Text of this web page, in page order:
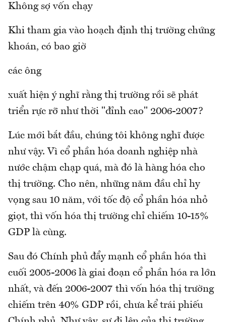
Không sợ vốn chạy
Khi tham gia vào hoạch định thị trường chứng
khoán, có bao giờ
các ông
xuất hiện ý nghĩ rằng thị trường rồi sẽ phát
triển rực rỡ như thời "đỉnh cao" 2006-2007?
Lúc mới bắt đầu, chúng tôi không nghĩ được
như vậy. Vì cổ phần hóa doanh nghiệp nhà
nước chậm chạp quá, mà đó là hàng hóa cho
thị trường. Cho nên, những năm đầu chỉ hy
vọng sau 10 năm, với tốc độ cổ phần hóa nhỏ
giọt, thì vốn hóa thị trường chỉ chiếm 10-15%
GDP là cùng.
Sau đó Chính phủ đẩy mạnh cổ phần hóa thì
cuối 2005-2006 là giai đoạn cổ phần hóa ra lớn
nhất, và đến 2006-2007 thì vốn hóa thị trường
chiếm trên 40% GDP rồi, chưa kể trái phiếu